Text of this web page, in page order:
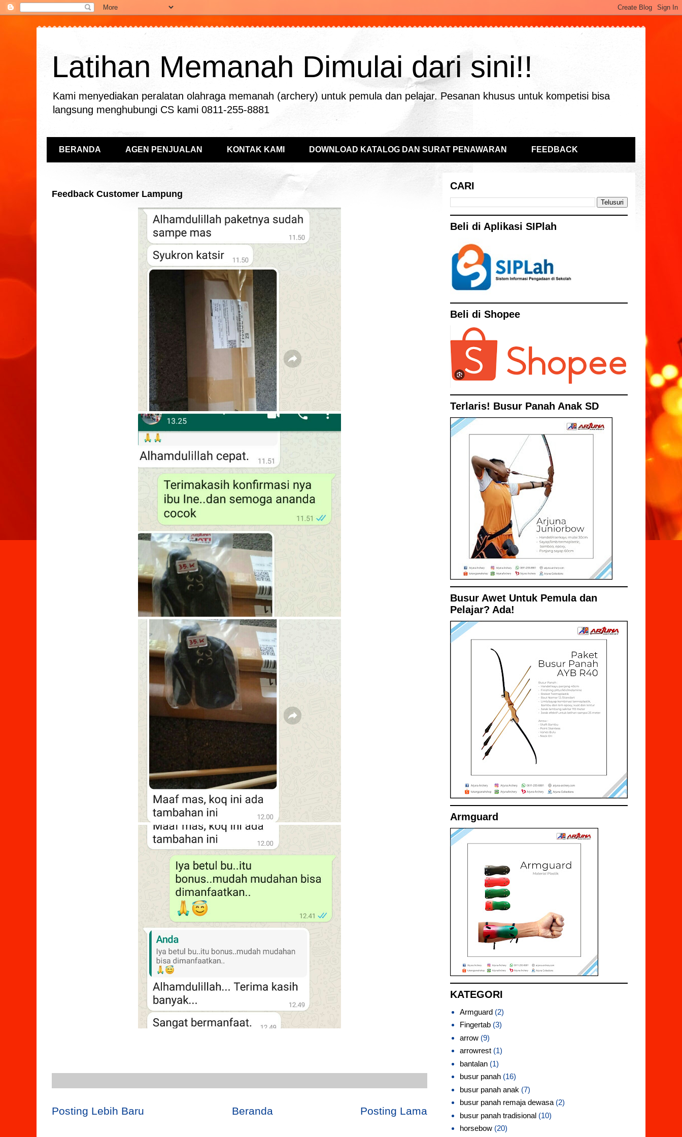
Latihan Memanah Dimulai dari sini!!
Kami menyediakan peralatan olahraga memanah (archery) untuk pemula dan pelajar. Pesanan khusus untuk kompetisi bisa
langsung menghubungi CS kami 0811-255-8881
BERANDA AGEN PENJUALAN KONTAK KAMI DOWNLOAD KATALOG DAN SURAT PENAWARAN FEEDBACK
Feedback Customer Lampung
Posting Lebih Baru Posting Lama
Beranda
CARI
Beli di Aplikasi SIPlah
Beli di Shopee
Terlaris! Busur Panah Anak SD
Busur Awet Untuk Pemula dan
Pelajar? Ada!
Armguard
KATEGORI
Armguard (2)
Fingertab (3)
arrow (9)
arrowrest (1)
bantalan (1)
busur panah (16)
busur panah anak (7)
busur panah remaja dewasa (2)
busur panah tradisional (10)
horsebow (20)